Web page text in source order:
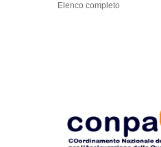
Elenco completo